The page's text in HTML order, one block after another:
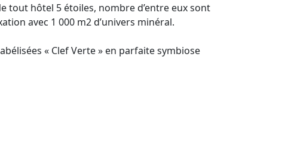
tout hôtel 5 étoiles, nombre d’entre eux sont
avec 1 000 m2 d’univers minéral.
« Clef Verte » en parfaite symbiose